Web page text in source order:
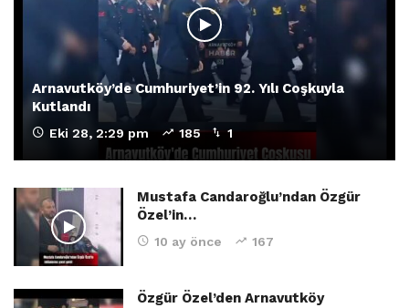
Arnavutköy’de Cumhuriyet’in 92. Yılı Coşkuyla
Kutlandı
Eki 28, 2:29 pm 185 1
Mustafa Candaroğlu’ndan Özgür
Özel’in…
10 ay önce 167
Özgür Özel’den Arnavutköy